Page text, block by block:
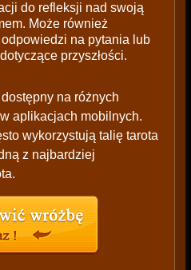
do refleksji nad swoją
Może również
na pytania lub
przyszłości.
na różnych
aplikacjach mobilnych.
wykorzystują talię tarota
z najbardziej